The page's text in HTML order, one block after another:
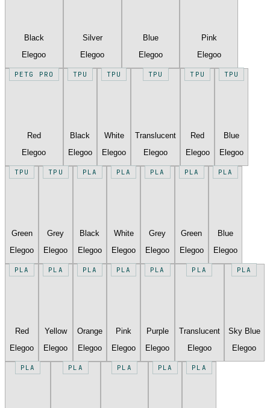
Black
Elegoo
Silver
Elegoo
Blue
Elegoo
Pink
Elegoo
PETG PRO
Red
Elegoo
TPU
Black
Elegoo
TPU
White
Elegoo
TPU
Translucent
Elegoo
TPU
Red
Elegoo
TPU
Blue
Elegoo
TPU
Green
Elegoo
TPU
Grey
Elegoo
PLA
Black
Elegoo
PLA
White
Elegoo
PLA
Grey
Elegoo
PLA
Green
Elegoo
PLA
Blue
Elegoo
PLA
Red
Elegoo
PLA
Yellow
Elegoo
PLA
Orange
Elegoo
PLA
Pink
Elegoo
PLA
Purple
Elegoo
PLA
Translucent
Elegoo
PLA
Sky Blue
Elegoo
PLA PLA PLA PLA PLA